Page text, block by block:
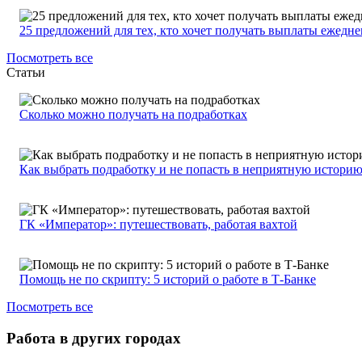
25 предложений для тех, кто хочет получать выплаты
Посмотреть все
Статьи
Сколько можно получать на подработках
Как выбрать подработку и не попасть в неприятную историю
ГК «Император»: путешествовать, работая вахтой
Помощь не по скрипту: 5 историй о работе в Т-Банке
Посмотреть все
Работа в других городах